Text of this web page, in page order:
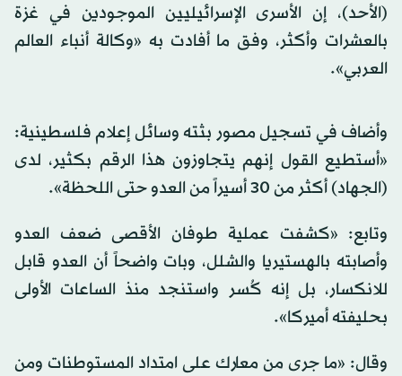
(الأحد)، إن الأسرى الإسرائيليين الموجودين في غزة
بالعشرات وأكثر، وفق ما أفادت به «وكالة أنباء العالم
العربي».
وأضاف في تسجيل مصور بثته وسائل إعلام فلسطينية:
«أستطيع القول إنهم يتجاوزون هذا الرقم بكثير، لدى
(الجهاد) أكثر من 30 أسيراً من العدو حتى اللحظة».
وتابع: «كشفت عملية طوفان الأقصى ضعف العدو
وأصابته بالهستيريا والشلل، وبات واضحاً أن العدو قابل
للانكسار، بل إنه كُسر واستنجد منذ الساعات الأولى
بحليفته أميركا».
وقال: «ما جرى من معارك على امتداد المستوطنات ومن